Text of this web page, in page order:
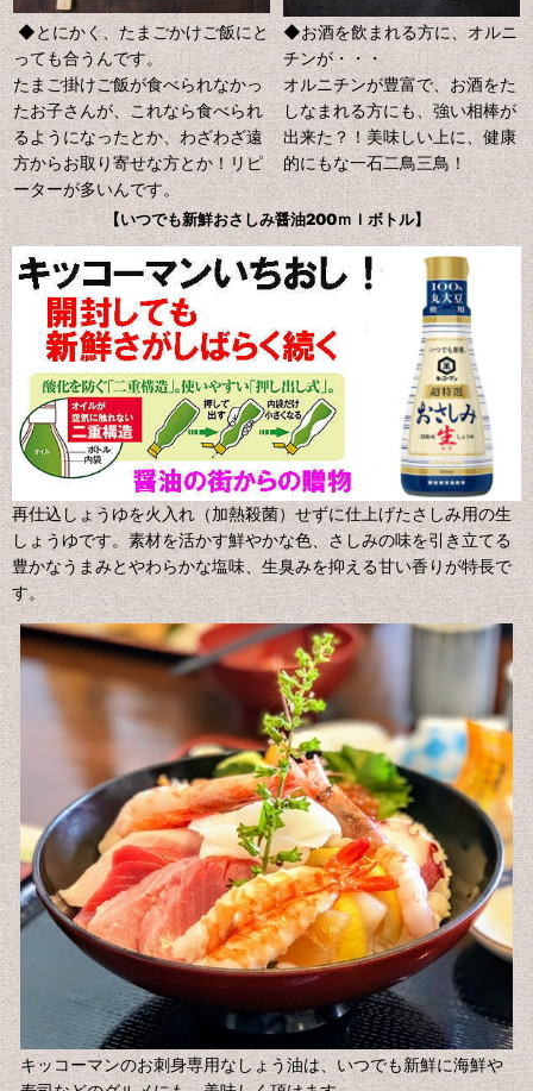
◆とにかく、たまごかけご飯にと
っても合うんです。
たまご掛けご飯が食べられなかっ
たお子さんが、これなら食べられ
るようになったとか、わざわざ遠
方からお取り寄せな方とか！リピ
ーターが多いんです。
◆お酒を飲まれる方に、オルニ
チンが・・・
オルニチンが豊富で、お酒をた
しなまれる方にも、強い相棒が
出来た？！美味しい上に、健康
的にもな一石二鳥三鳥！
【いつでも新鮮おさしみ醤油200ｍｌボトル】
再仕込しょうゆを火入れ（加熱殺菌）せずに仕上げたさしみ用の生
しょうゆです。素材を活かす鮮やかな色、さしみの味を引き立てる
豊かなうまみとやわらかな塩味、生臭みを抑える甘い香りが特長で
す。
キッコーマンのお刺身専用なしょう油は、いつでも新鮮に海鮮や